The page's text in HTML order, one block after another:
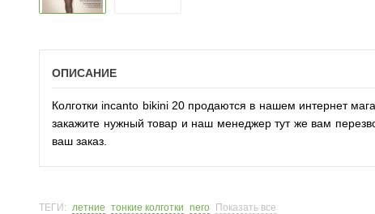
ОПИСАНИЕ
Колготки incanto bikini 20 продаются в нашем интернет
закажите нужный товар и наш менеджер тут же вам
ваш заказ.
ТЕГИ: летние тонкие колготки nero Показать все